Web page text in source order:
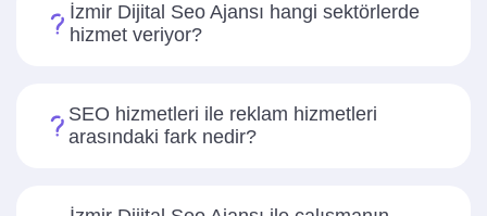
İzmir Dijital Seo Ajansı hangi sektörlerde
hizmet veriyor?
SEO hizmetleri ile reklam hizmetleri
arasındaki fark nedir?